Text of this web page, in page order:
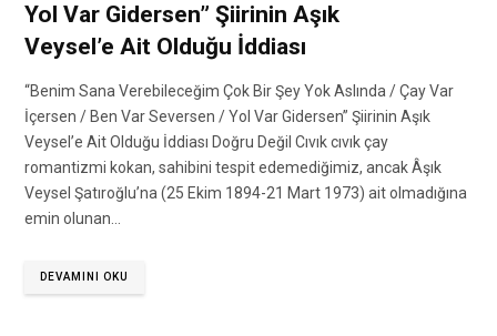
Yol Var Gidersen” Şiirinin Aşık
Veysel’e Ait Olduğu İddiası
“Benim Sana Verebileceğim Çok Bir Şey Yok Aslında / Çay Var
İçersen / Ben Var Seversen / Yol Var Gidersen” Şiirinin Aşık
Veysel’e Ait Olduğu İddiası Doğru Değil Cıvık cıvık çay
romantizmi kokan, sahibini tespit edemediğimiz, ancak Âşık
Veysel Şatıroğlu’na (25 Ekim 1894-21 Mart 1973) ait olmadığına
emin olunan…
DEVAMINI OKU